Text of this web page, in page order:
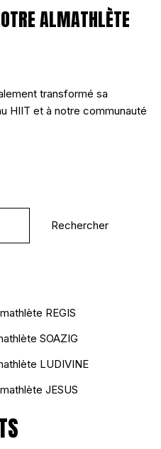
ALMATHLÈTE
transformé sa
HIIT et à notre communauté
Rechercher
REGIS
SOAZIG
LUDIVINE
JESUS